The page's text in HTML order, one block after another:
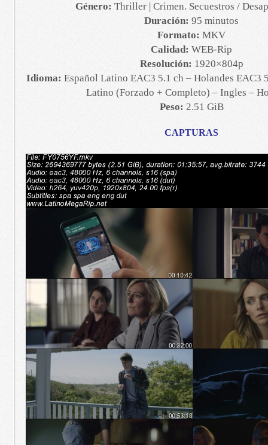
Género: Thriller | Crimen. Secuestros /
Duración: 95 minutos
Formato: MKV
Calidad: WEB-Rip
Resolución: 1920×804p
Idioma: Español Latino EAC3 5.1 ch – Holandes EAC3
Latino (Forzado + Completo) – Ingles –
Peso: 2.51 GiB
CAPTURAS